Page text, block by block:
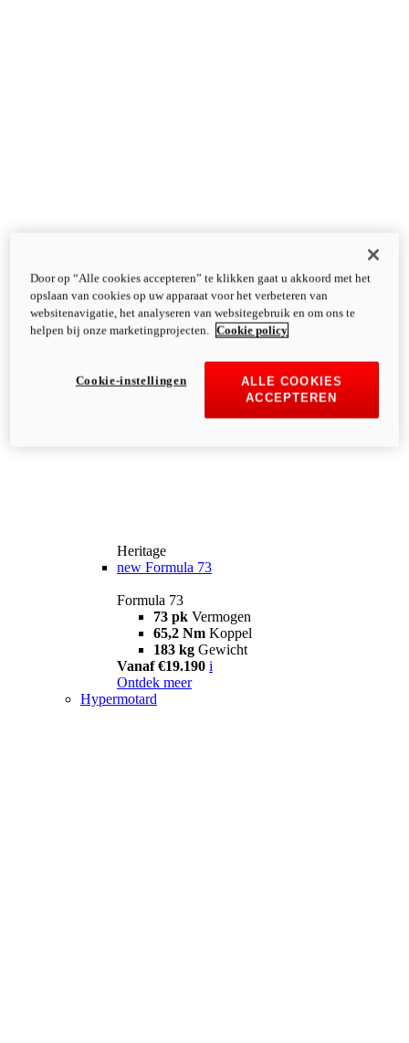
Heritage
new Formula 73
Formula 73
73 pk Vermogen
65,2 Nm Koppel
183 kg Gewicht
Vanaf €19.190 i
Ontdek meer
Hypermotard
Door op “Alle cookies accepteren” te klikken gaat u akkoord met het
opslaan van cookies op uw apparaat voor het verbeteren van
websitenavigatie, het analyseren van websitegebruik en om ons te
helpen bij onze marketingprojecten.
Cookie policy
ALLE COOKIES
ACCEPTEREN
Cookie-instellingen